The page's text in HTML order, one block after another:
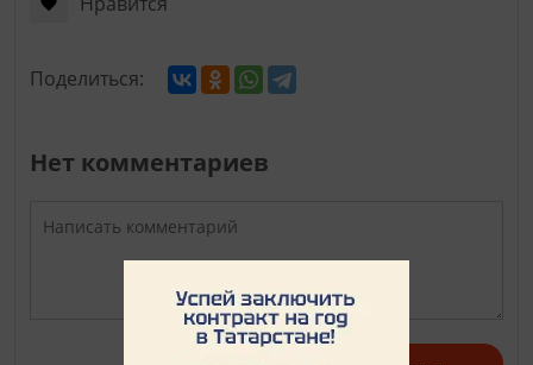
Поделиться:
Нет комментариев